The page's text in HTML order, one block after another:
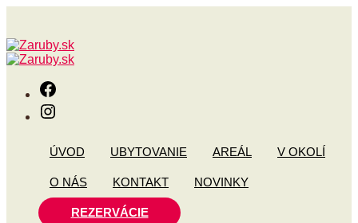
ÚVOD UBYTOVANIE AREÁL V OKOLÍ
O NÁS KONTAKT NOVINKY
REZERVÁCIE